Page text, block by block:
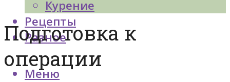
Курение
Рецепты
Разное
Меню
Подготовка к
операции